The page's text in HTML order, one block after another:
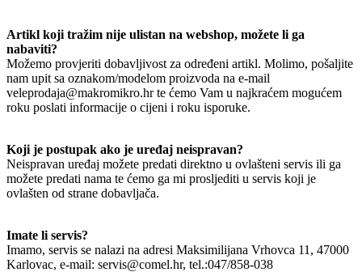
Artikl koji tražim nije ulistan na webshop, možete li ga
nabaviti?
Možemo provjeriti dobavljivost za određeni artikl. Molimo, pošaljite
nam upit sa oznakom/modelom proizvoda na e-mail
veleprodaja@makromikro.hr te ćemo Vam u najkraćem mogućem
roku poslati informacije o cijeni i roku isporuke.
Koji je postupak ako je uređaj neispravan?
Neispravan uređaj možete predati direktno u ovlašteni servis ili ga
možete predati nama te ćemo ga mi prosljediti u servis koji je
ovlašten od strane dobavljača.
Imate li servis?
Imamo, servis se nalazi na adresi Maksimilijana Vrhovca 11, 47000
Karlovac, e-mail: servis@comel.hr, tel.:047/858-038